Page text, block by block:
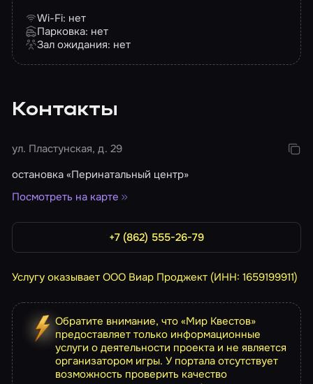
Wi-Fi: нет
Парковка: нет
Зал ожидания: нет
Контакты
ул. Пластунская, д. 29
остановка «Перинатальный центр»
Посмотреть на карте
+7 (862) 555-26-79
Услугу оказывает ООО Виар Проджект (ИНН: 1659199911)
Обратите внимание, что «Мир Квестов»
предоставляет только информационные
услуги о деятельности проекта и не является
организатором игры. У портала отсутствует
возможность проверить качество